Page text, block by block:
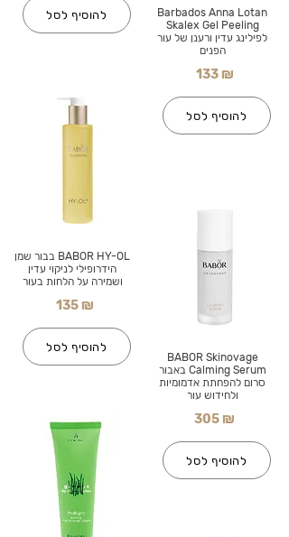
להוסיף לסל
BABOR HY-OL בבור שמן
הידרופילי לניקוי עדין
ושמירה על הלחות בעור
135 ₪
להוסיף לסל
Barbados Anna Lotan
Skalex Gel Peeling
לפילינג עדין ורענן של עור
הפנים
133 ₪
להוסיף לסל
BABOR Skinovage
Calming Serum באבור
סרום להפחתת אדמומיות
ולחידוש עור
305 ₪
להוסיף לסל